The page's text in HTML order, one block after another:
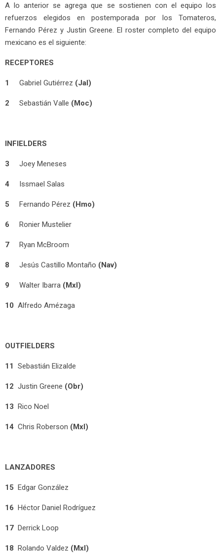
A lo anterior se agrega que se sostienen con el equipo los
refuerzos elegidos en postemporada por los Tomateros,
Fernando Pérez y Justin Greene. El roster completo del equipo
mexicano es el siguiente:
RECEPTORES
1 Gabriel Gutiérrez (Jal)
2 Sebastián Valle (Moc)
INFIELDERS
3 Joey Meneses
4 Issmael Salas
5 Fernando Pérez (Hmo)
6 Ronier Mustelier
7 Ryan McBroom
8 Jesús Castillo Montaño (Nav)
9 Walter Ibarra (Mxl)
10 Alfredo Amézaga
OUTFIELDERS
11 Sebastián Elizalde
12 Justin Greene (Obr)
13 Rico Noel
14 Chris Roberson (Mxl)
LANZADORES
15 Edgar González
16 Héctor Daniel Rodríguez
17 Derrick Loop
18 Rolando Valdez (Mxl)